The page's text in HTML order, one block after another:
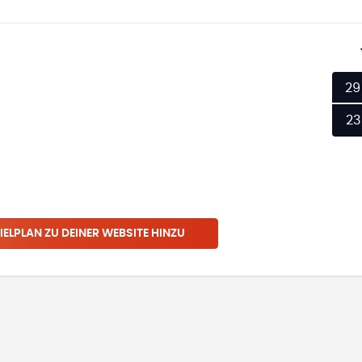
29
23
ZU DEINER WEBSITE HINZU